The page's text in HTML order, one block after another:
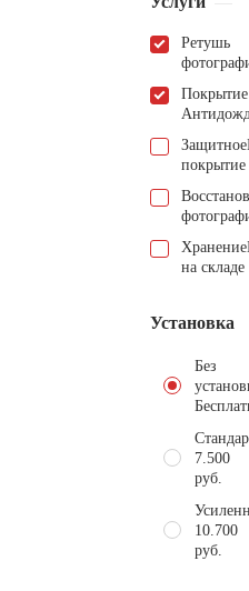
Ретушь
Покрытие
Защитное
покрытие
Хранение
на складе
Установка
Без
7.500
руб.
10.700
руб.